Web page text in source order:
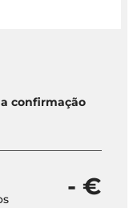
confirmação
- €